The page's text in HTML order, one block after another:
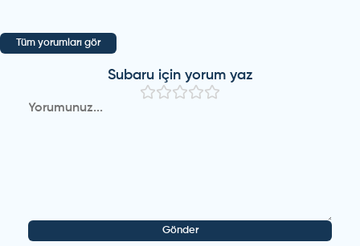
Selamun aleyküm 2009 model 130 binde Subaru
forester 700 bine alinirmi
Cevap yaz
Misafir Kullanıcı
(0) (0)
Dizel kullanacaklar için diyebilirim ki dpf dolmadan
ara ara gazlamalı. Uzun yıllar sorunsuz binilebilir.
Tüm yorumları gör
Subaruiçin yorum yaz
Gönder